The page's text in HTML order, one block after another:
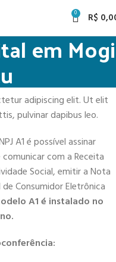
0 R$
em Mogi
adipiscing elit. Ut elit
pulvinar dapibus leo.
A1 é possível assinar
com a Receita
Social, emitir a Nota
Consumidor Eletrônica
A1 é instalado no